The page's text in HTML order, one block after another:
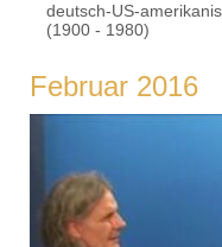
deutsch-US-
(1900 - 1980)
Februar 2016